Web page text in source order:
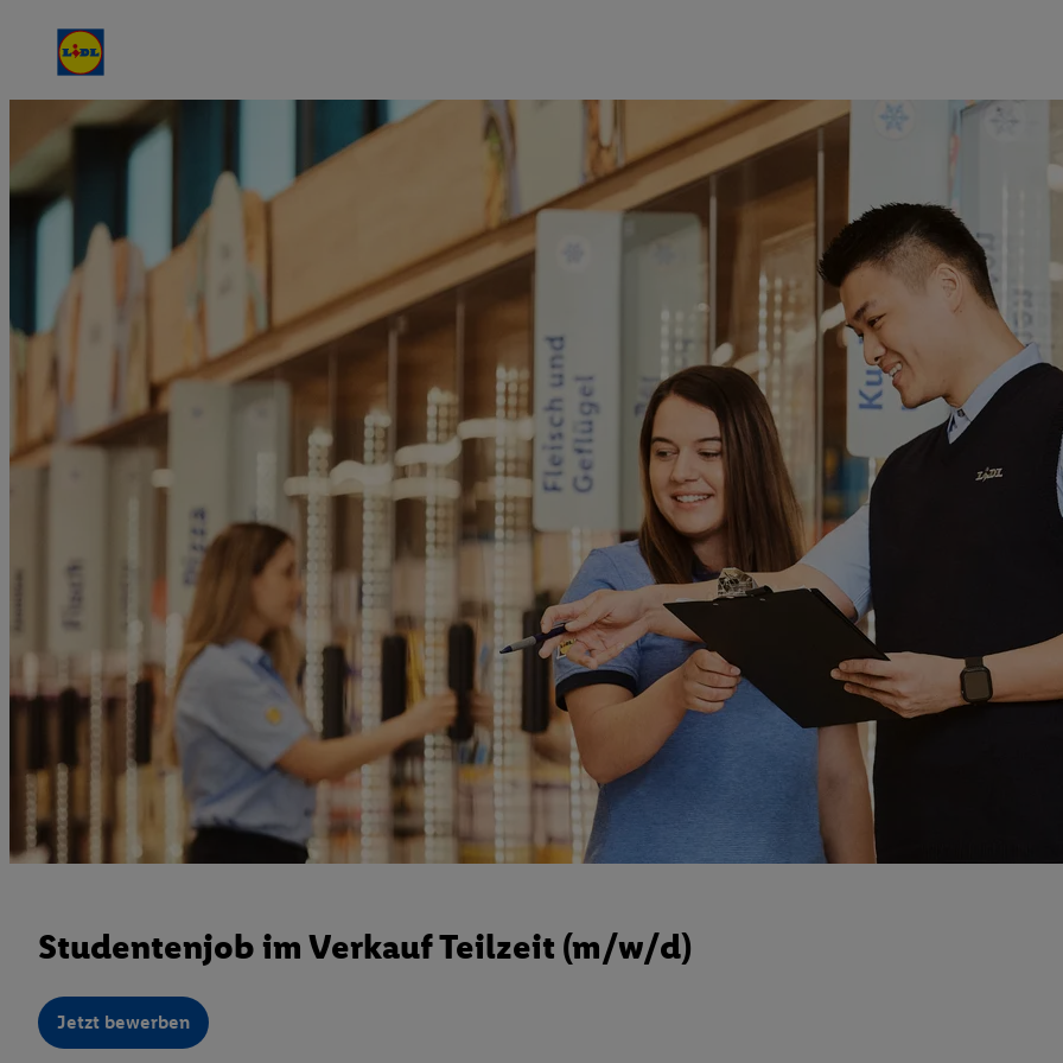
Studentenjob im Verkauf Teilzeit (m/w/d)
Jetzt bewerben